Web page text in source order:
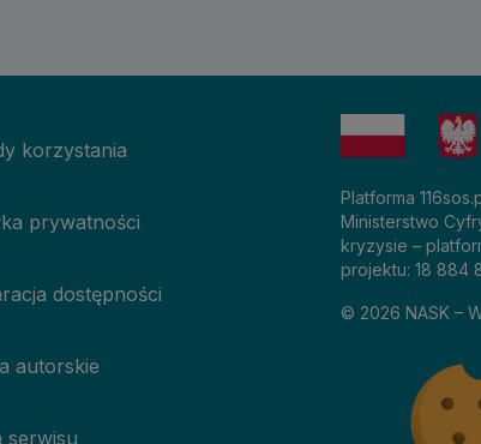
korzystania
prywatności
dostępności
autorskie
serwisu
Platforma
Ministerstwo
kryzysie –
projektu: 18 884
© 2026 NASK –